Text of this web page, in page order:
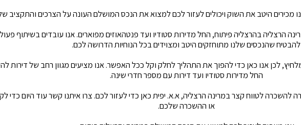
מכירים היטב את השוק ויכולים לעזור לכם למצוא את הנכס המושלם העונה על הצרכים והתקציב
הרצליה בהרצליה פיתוח, החל מדירות סטודיו ועד פנטהאוזים מפוארים. אנו עובדים בשיתוף
להבטיח שהנכסים שלנו מתוחזקים היטב ומצוידים בכל הנוחיות הדרושה לכם.
לכן אנו כאן כדי להפוך את התהליך לחלק וקל ככל האפשר. אנו מציעים מגוון רחב של דירות
החל מדירות סטודיו ועד דירות עם מספר חדרי שינה.
להשכרה לטווח קצר במרינה הרצליה, א.א. יפית כאן כדי לעזור לכם. צרו איתנו קשר עוד היום כדי
או ההשכרה שלכם.